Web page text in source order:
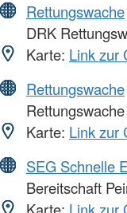
Rettungswache
DRK
Karte: Link zur
Rettungswache
Karte: Link zur
SEG Schnelle
Bereitschaft